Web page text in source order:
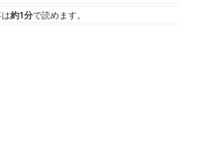
約1分で読めます。